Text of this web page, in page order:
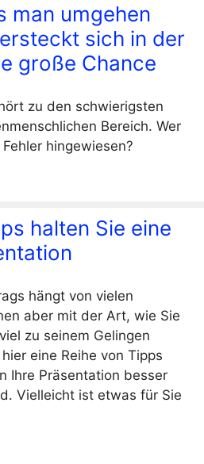
man umgehen
sich in der
große Chance
zu den schwierigsten
Bereich. Wer
hingewiesen?
halten Sie eine
hängt von vielen
aber mit der Art, wie Sie
zu seinem Gelingen
eine Reihe von Tipps
Ihre Präsentation besser
Vielleicht ist etwas für Sie